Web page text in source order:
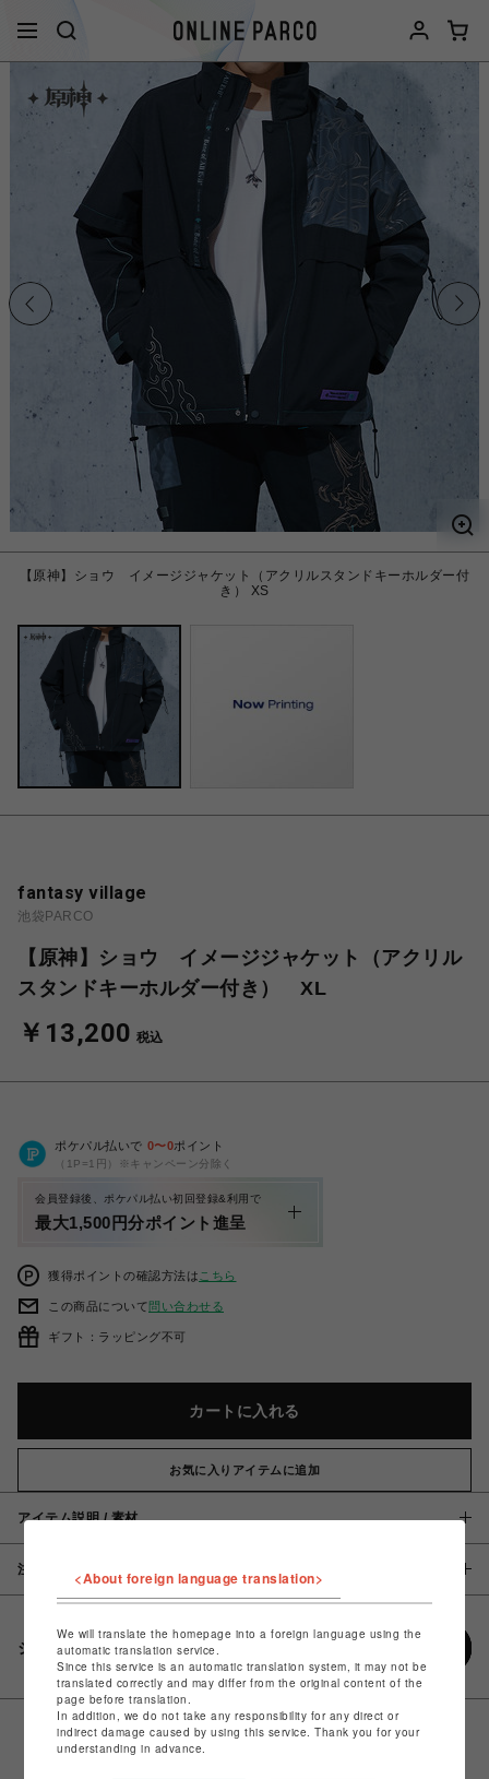
【原神】ショウ イメージジャケット（アクリルスタンドキーホルダー付
き） XS
fantasy village
池袋PARCO
【原神】ショウ イメージジャケット（アクリル
スタンドキーホルダー付き） XL
￥13,200 税込
ポケパル払いで 0〜0ポイント
（1P=1円）※キャンペーン分除く
会員登録後、ポケパル払い初回登録&利用で
最大1,500円分ポイント進呈
獲得ポイントの確認方法は こちら
この商品について問い合わせる
ギフト：ラッピング不可
カートに入れる
お気に入りアイテムに追加
アイテム説明 / 素材
注意事項
シェアする
<About foreign language translation>
We will translate the homepage into a foreign language using the
automatic translation service.
Since this service is an automatic translation system, it may not be
translated correctly and may differ from the original content of the
page before translation.
In addition, we do not take any responsibility for any direct or
indirect damage caused by using this service. Thank you for your
understanding in advance.